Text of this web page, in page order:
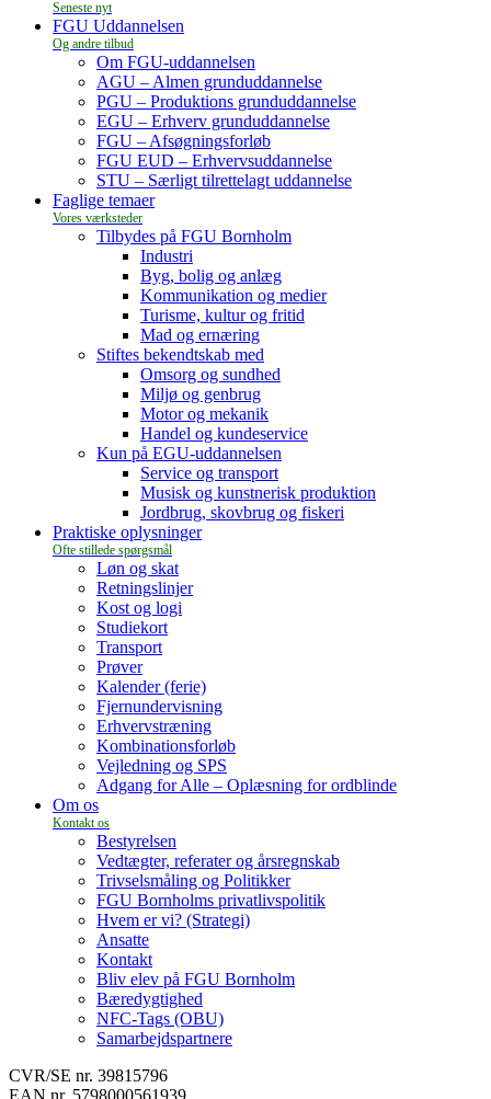
FGU Uddannelsen
Om FGU-uddannelsen
AGU – Almen grunduddannelse
PGU – Produktions grunduddannelse
EGU – Erhverv grunduddannelse
FGU – Afsøgningsforløb
FGU EUD – Erhvervsuddannelse
STU – Særligt tilrettelagt uddannelse
Faglige temaer
Tilbydes på FGU Bornholm
Industri
Byg, bolig og anlæg
Kommunikation og medier
Turisme, kultur og fritid
Mad og ernæring
Stiftes bekendtskab med
Omsorg og sundhed
Miljø og genbrug
Motor og mekanik
Handel og kundeservice
Kun på EGU-uddannelsen
Service og transport
Musisk og kunstnerisk produktion
Jordbrug, skovbrug og fiskeri
Praktiske oplysninger
Løn og skat
Retningslinjer
Kost og logi
Studiekort
Transport
Prøver
Kalender (ferie)
Fjernundervisning
Erhvervstræning
Kombinationsforløb
Vejledning og SPS
Adgang for Alle – Oplæsning for ordblinde
Om os
Bestyrelsen
Vedtægter, referater og årsregnskab
Trivselsmåling og Politikker
FGU Bornholms privatlivspolitik
Hvem er vi? (Strategi)
Ansatte
Kontakt
Bliv elev på FGU Bornholm
Bæredygtighed
NFC-Tags (OBU)
Samarbejdspartnere
CVR/SE nr. 39815796
EAN nr. 5798000561939